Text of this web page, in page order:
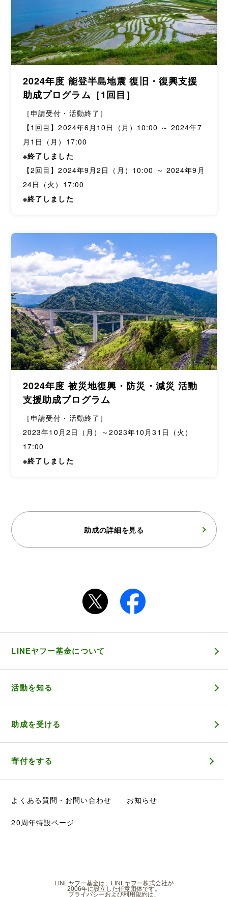
2024年度 能登半島地震 復旧・復興支援
助成プログラム［1回目］
［申請受付・活動終了］
【1回目】2024年6月10日（月）10:00 ～ 2024年7
月1日（月）17:00
※終了しました
【2回目】2024年9月2日（月）10:00 ～ 2024年9月
24日（火）17:00
※終了しました
2024年度 被災地復興・防災・減災 活動
支援助成プログラム
［申請受付・活動終了］
2023年10月2日（月）～2023年10月31日（火）
17:00
※終了しました
助成の詳細を見る
LINEヤフー基金について
活動を知る
助成を受ける
寄付をする
よくある質問・お問い合わせ お知らせ
20周年特設ページ
LINEヤフー基金は、LINEヤフー株式会社が
2006年に設立した任意団体です。
プライバシーおよび利用規約は、